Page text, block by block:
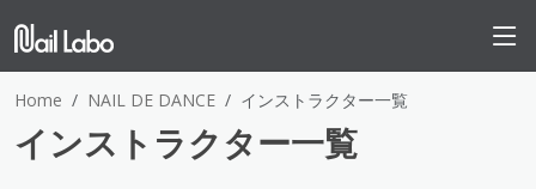
Home NAIL DE DANCE インストラクター一覧
インストラクター一覧